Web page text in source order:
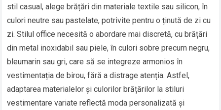
stil casual, alege brățări din materiale textile sau silicon, în
culori neutre sau pastelate, potrivite pentru o ținută de zi cu
zi. Stilul office necesită o abordare mai discretă, cu brățări
din metal inoxidabil sau piele, în culori sobre precum negru,
bleumarin sau gri, care să se integreze armonios în
vestimentația de birou, fără a distrage atenția. Astfel,
adaptarea materialelor și culorilor brățărilor la stiluri
vestimentare variate reflectă moda personalizată și